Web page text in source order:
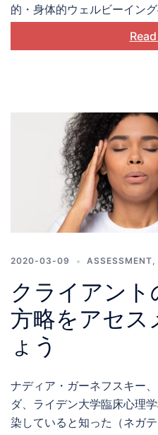
的・身体的ウェルビーイン
す。 迅速なレビューにより
屈、スティグマ、現実的な
理的悪影響の重要な要因と
ンペーパーは、パンデミッ
らの影響を軽減するなど、
を列挙しています。また、
するための最適な生活を実
指摘しており、これは
の事態を予期して、私たち
の健康心理学部門は市民参
COVID-19パンデミック時に
スを用いて健康とウェルビ
しました。この記事では、
グ向上のために重要な4つの
家での新しい健康的な日常
グの有益なバランス、3）
4）不確実性の管理です。 1)
2020-03-09 ASSESSMENT,
クライアン
方略をアセス
ょう
ナディア・ガーネフスキー
ダ、ライデン大学臨床心理
染していると知った（ネガ